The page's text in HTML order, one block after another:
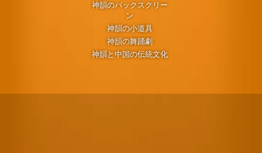
神韻のバックスクリー
ン
神韻の小道具
神韻の舞踊劇
神韻と中国の伝統文化